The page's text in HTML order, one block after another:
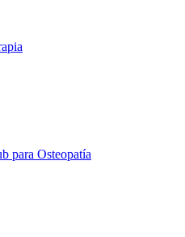
para Osteopatía